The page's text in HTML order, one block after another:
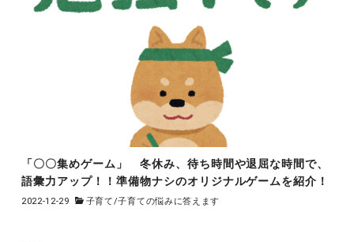
「〇〇集めゲーム」 冬休み、待ち時間や退屈な時間で、
語彙力アップ！！準備物ナシのオリジナルゲームを紹介！
2022-12-29 子育て/子育ての悩みに答えます